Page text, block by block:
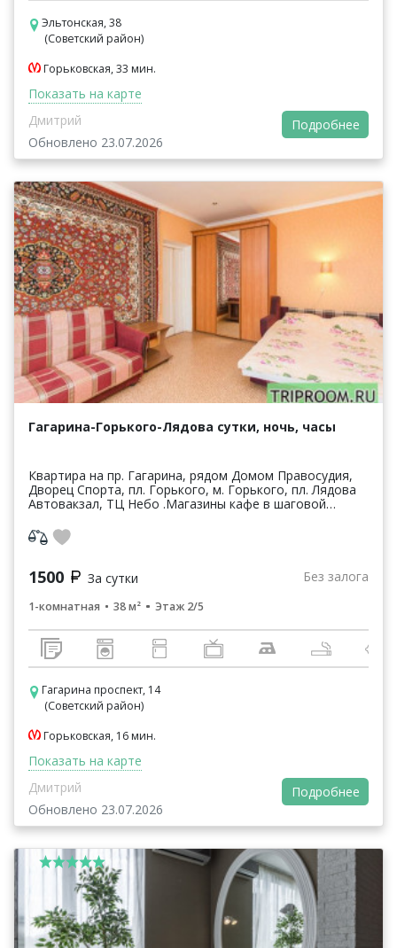
Эльтонская, 38
(Советский район)
Горьковская, 33 мин.
Показать на карте
Дмитрий
Обновлено 23.07.2026
Подробнее
Гагарина-Горького-Лядова сутки, ночь, часы
Квартира на пр. Гагарина, рядом Домом Правосудия,
Дворец Спорта, пл. Горького, м. Горького, пл. Лядова
Автовакзал, ТЦ Небо .Магазины кафе в шаговой
1500 За сутки Без залога
1-комнатная 38 м² Этаж 2/5
Гагарина проспект, 14
(Советский район)
Горьковская, 16 мин.
Показать на карте
Дмитрий
Обновлено 23.07.2026
Подробнее